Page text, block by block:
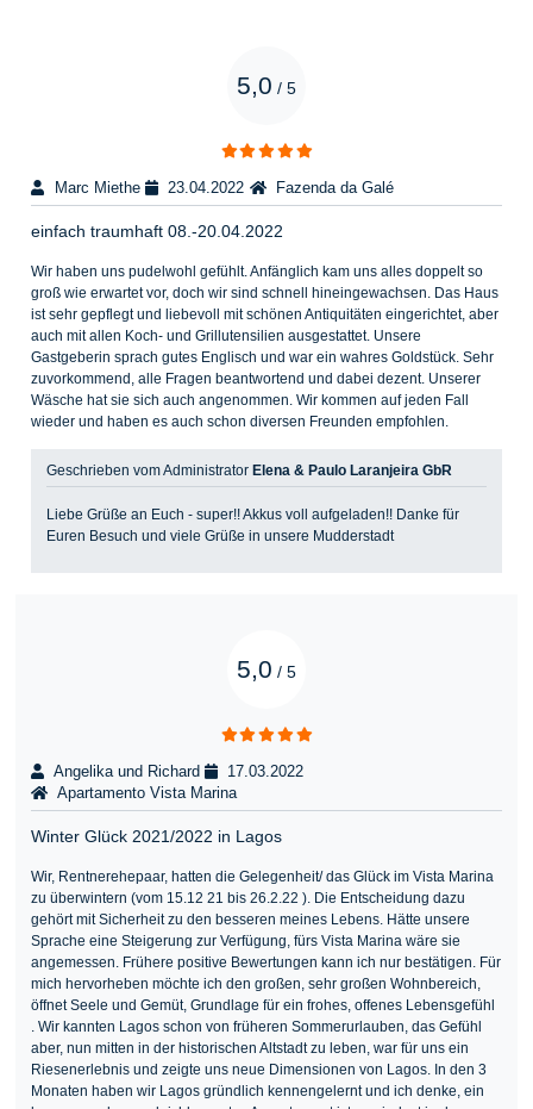
5,0 / 5
Marc Miethe 23.04.2022 Fazenda da Galé
einfach traumhaft 08.-20.04.2022
Wir haben uns pudelwohl gefühlt. Anfänglich kam uns alles doppelt so
groß wie erwartet vor, doch wir sind schnell hineingewachsen. Das Haus
ist sehr gepflegt und liebevoll mit schönen Antiquitäten eingerichtet, aber
auch mit allen Koch- und Grillutensilien ausgestattet. Unsere
Gastgeberin sprach gutes Englisch und war ein wahres Goldstück. Sehr
zuvorkommend, alle Fragen beantwortend und dabei dezent. Unserer
Wäsche hat sie sich auch angenommen. Wir kommen auf jeden Fall
wieder und haben es auch schon diversen Freunden empfohlen.
Geschrieben vom Administrator Elena & Paulo Laranjeira GbR
Liebe Grüße an Euch - super!! Akkus voll aufgeladen!! Danke für
Euren Besuch und viele Grüße in unsere Mudderstadt
5,0 / 5
Angelika und Richard
17.03.2022
Apartamento Vista Marina
Winter Glück 2021/2022 in Lagos
Wir, Rentnerehepaar, hatten die Gelegenheit/ das Glück im Vista Marina
zu überwintern (vom 15.12 21 bis 26.2.22 ). Die Entscheidung dazu
gehört mit Sicherheit zu den besseren meines Lebens. Hätte unsere
Sprache eine Steigerung zur Verfügung, fürs Vista Marina wäre sie
angemessen. Frühere positive Bewertungen kann ich nur bestätigen. Für
mich hervorheben möchte ich den großen, sehr großen Wohnbereich,
öffnet Seele und Gemüt, Grundlage für ein frohes, offenes Lebensgefühl
. Wir kannten Lagos schon von früheren Sommerurlauben, das Gefühl
aber, nun mitten in der historischen Altstadt zu leben, war für uns ein
Riesenerlebnis und zeigte uns neue Dimensionen von Lagos. In den 3
Monaten haben wir Lagos gründlich kennengelernt und ich denke, ein